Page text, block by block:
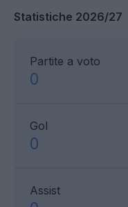
Statistiche 2026/27
Partite a voto
0
Gol
0
Assist